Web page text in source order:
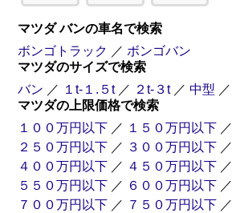
マツダ バンの車名で検索
ボンゴトラック ／ ボンゴバン
マツダのサイズで検索
バン ／ １t-１.５t ／ ２t-３t ／ 中型 ／
マツダの上限価格で検索
１００万円以下 ／ １５０万円以下 ／
２５０万円以下 ／ ３００万円以下 ／
４００万円以下 ／ ４５０万円以下 ／
５５０万円以下 ／ ６００万円以下 ／
７００万円以下 ／ ７５０万円以下 ／